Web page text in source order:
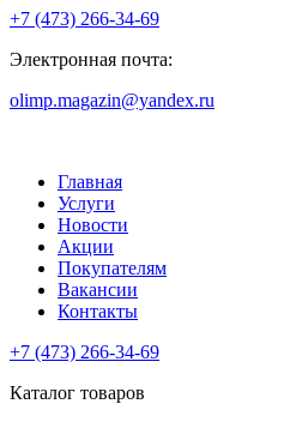
+7 (473) 266-34-69
Электронная почта:
olimp.magazin@yandex.ru
Главная
Услуги
Новости
Акции
Покупателям
Вакансии
Контакты
+7 (473) 266-34-69
Каталог товаров